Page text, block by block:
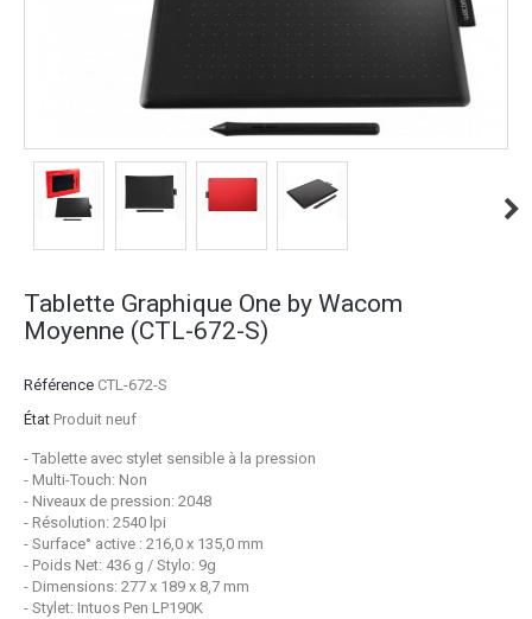
Tablette Graphique One by Wacom
Moyenne (CTL-672-S)
Référence CTL-672-S
État Produit neuf
- Tablette avec stylet sensible à la pression
- Multi-Touch: Non
- Niveaux de pression: 2048
- Résolution: 2540 lpi
- Surface° active : 216,0 x 135,0 mm
- Poids Net: 436 g / Stylo: 9g
- Dimensions: 277 x 189 x 8,7 mm
- Stylet: Intuos Pen LP190K